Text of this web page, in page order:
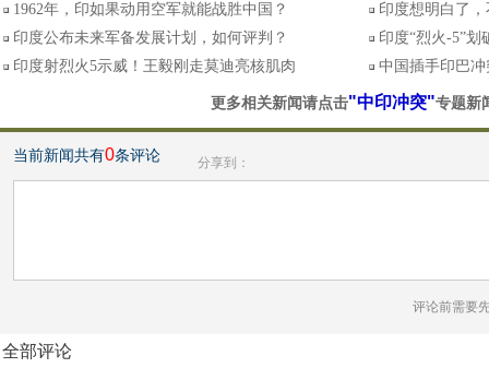
1962年，印如果动用空军就能战胜中国？
印度想明白了
印度公布未来军备发展计划，如何评判？
印度“烈火-5”
印度射烈火5示威！王毅刚走莫迪亮核肌肉
中国插手印巴
更多相关新闻请点击"中印冲突"专题新
当前新闻共有0条评论 分享到：
评论前需要
全部评论